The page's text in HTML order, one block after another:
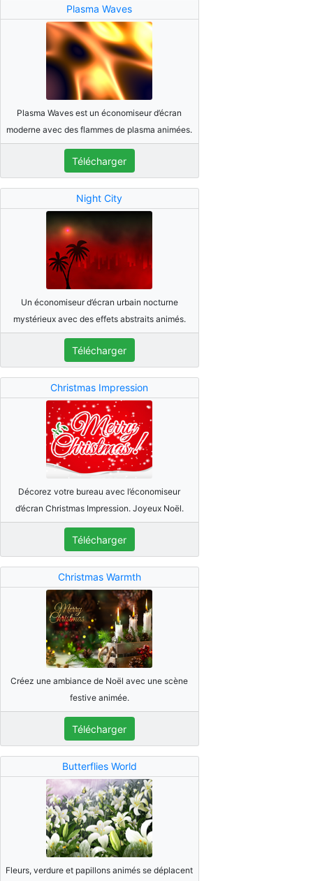
Plasma Waves
Plasma Waves est un économiseur d’écran
moderne avec des flammes de plasma animées.
Télécharger
Night City
Un économiseur d’écran urbain nocturne
mystérieux avec des effets abstraits animés.
Télécharger
Christmas Impression
Décorez votre bureau avec l’économiseur
d’écran Christmas Impression. Joyeux Noël.
Télécharger
Christmas Warmth
Créez une ambiance de Noël avec une scène
festive animée.
Télécharger
Butterflies World
Fleurs, verdure et papillons animés se déplacent